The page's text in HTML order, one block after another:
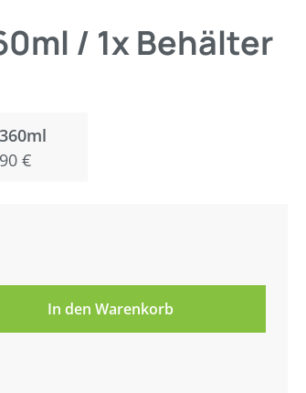
/ 1x Behälter
€
In den Warenkorb